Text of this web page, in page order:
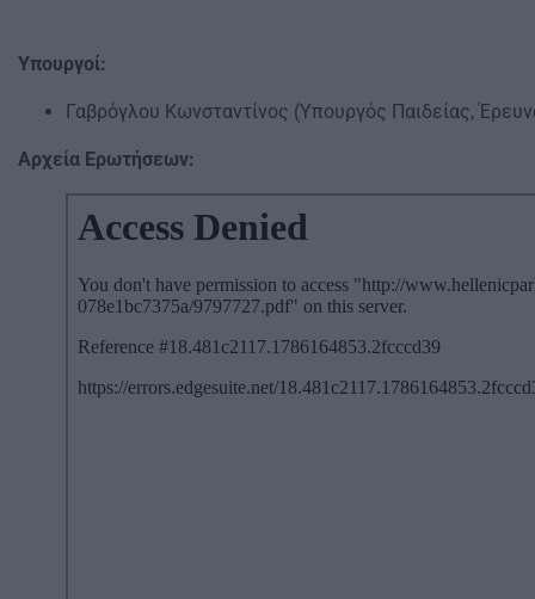
Υπουργοί:
Γαβρόγλου Κωνσταντίνος (Υπουργός Παιδείας,
Αρχεία Ερωτήσεων: